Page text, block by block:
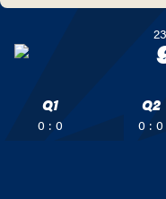
Q1
0 : 0
Q2
0 : 0